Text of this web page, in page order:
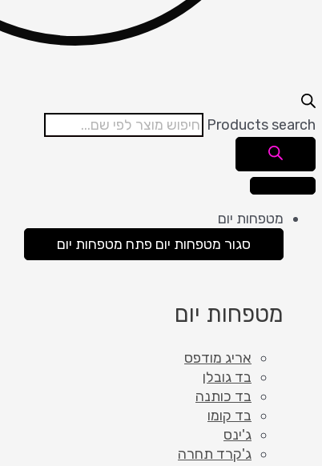
Products search
מטפחות יום
סגור מטפחות יום פתח מטפחות יום
מטפחות יום
אריג מודפס
בד גובלן
בד כותנה
בד קומו
ג'ינס
ג'קרד תחרה